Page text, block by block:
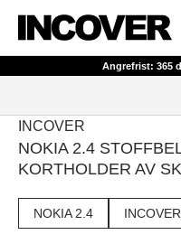
HOPP TIL INNHOLD
Søk
Angrefrist: 365
INCOVER
NOKIA 2.4
KORTHOLDER AV
NOKIA 2.4 INCOVER